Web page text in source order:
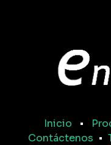
Inicio •
Contáctenos •